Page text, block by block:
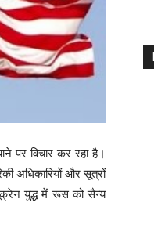
पर विचार कर रहा है।
अधिकारियों और सूत्रों
युद्ध में रूस को सैन्य